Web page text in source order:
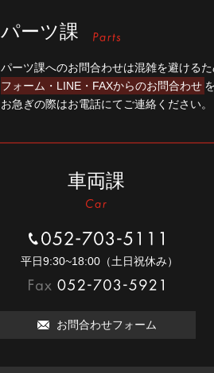
パーツ課
パーツ課へのお問合わせは混雑を避ける
フォーム・LINE・FAXからのお問合わせ
お急ぎの際はお電話にてご連絡ください。
車両課
052-703-5111
平⽇9:30~18:00（⼟⽇祝休み）
お問合わせフォーム